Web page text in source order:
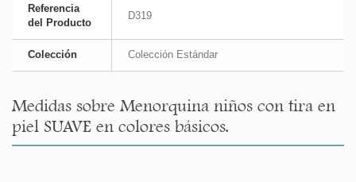
Referencia
del Producto
D319
Colección Colección Estándar
Medidas sobre Menorquina niños con tira en
piel SUAVE en colores básicos.